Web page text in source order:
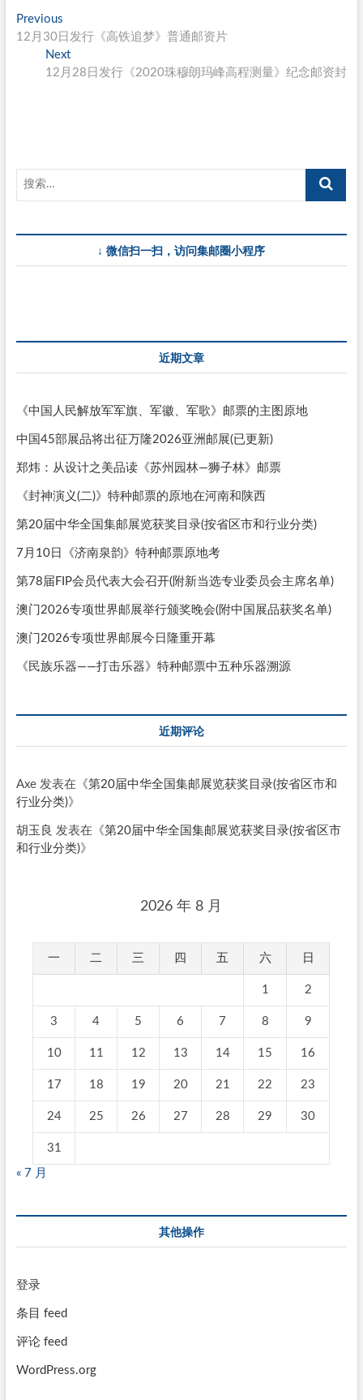
文
章
PreviousPrevious
post:
12月30日发行《高铁追梦》普通邮资片
NextNext
post:
12月28日发行《2020珠穆朗玛峰高程测量》纪念邮资封
↓ 微信扫一扫，访问集邮圈小程序
近期文章
《中国人民解放军军旗、军徽、军歌》邮票的主图原地
中国45部展品将出征万隆2026亚洲邮展(已更新)
郑炜：从设计之美品读《苏州园林—狮子林》邮票
《封神演义(二)》特种邮票的原地在河南和陕西
第20届中华全国集邮展览获奖目录(按省区市和行业分类)
7月10日《济南泉韵》特种邮票原地考
第78届FIP会员代表大会召开(附新当选专业委员会主席名单)
澳门2026专项世界邮展举行颁奖晚会(附中国展品获奖名单)
澳门2026专项世界邮展今日隆重开幕
《民族乐器——打击乐器》特种邮票中五种乐器溯源
近期评论
Axe发表在《第20届中华全国集邮展览获奖目录(按省区市和
行业分类)》
胡玉良 发表在《第20届中华全国集邮展览获奖目录(按省区市
和行业分类)》
2026 年 8 月
一 二 三 四 五 六 日
1 2
3 4 5 6 7 8 9
10 11 12 13 14 15 16
17 18 19 20 21 22 23
24 25 26 27 28 29 30
31
« 7 月
其他操作
登录
条目 feed
评论 feed
WordPress.org